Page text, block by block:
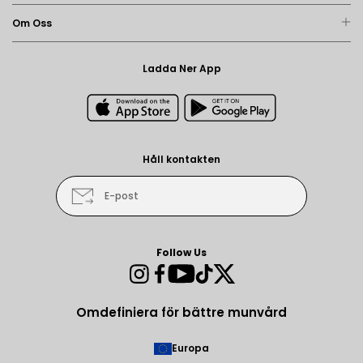
Om Oss
Ladda Ner App
Håll kontakten
E-post
Omdefiniera för bättre munvård
Follow Us
Instagram
Facebook
YouTube
TikTok
Europa